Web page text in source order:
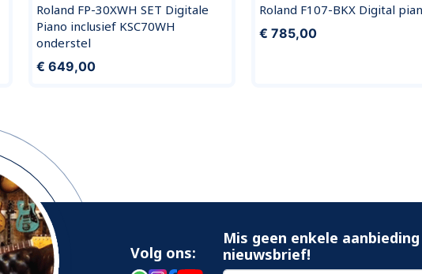
Roland FP-30XWH SET Digitale
Piano inclusief KSC70WH
onderstel
€ 649,00
Roland F107-BKX Digital
€ 785,00
Volg ons:
Mis geen enkele
nieuwsbrief!